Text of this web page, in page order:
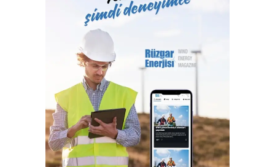
ile büyüme yolunda hızla ilerliyor. Türk Loydu, Türkiye’nin
milli kuruluşudur. Yetkisi olan alanlar hemen hemen
Türkiye’nin ekonomisine katkı sağlayan sektörlerin
tamamını içermektedir ve IACS üyeliğimiz ile büyümenin,
gelişmenin ve ülkemize katkı sağlamanın faydası ve gururu
100. yılında Türkiye Cumhuriyeti’nindir.”